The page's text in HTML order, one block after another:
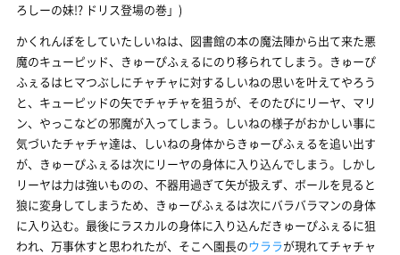
ろしーの妹!? ドリス登場の巻」)
かくれんぼをしていたしいねは、図書館の本の魔法陣から出て来た悪
魔のキューピッド、きゅーぴふぇるにのり移られてしまう。きゅーぴ
ふぇるはヒマつぶしにチャチャに対するしいねの思いを叶えてやろう
と、キューピッドの矢でチャチャを狙うが、そのたびにリーヤ、マリ
ン、やっこなどの邪魔が入ってしまう。しいねの様子がおかしい事に
気づいたチャチャ達は、しいねの身体からきゅーぴふぇるを追い出す
が、きゅーぴふぇるは次にリーヤの身体に入り込んでしまう。しかし
リーヤは力は強いものの、不器用過ぎて矢が扱えず、ボールを見ると
狼に変身してしまうため、きゅーぴふぇるは次にバラバラマンの身体
に入り込む。最後にラスカルの身体に入り込んだきゅーぴふぇるに狙
われ、万事休すと思われたが、そこへ園長のウララが現れてチャチャ